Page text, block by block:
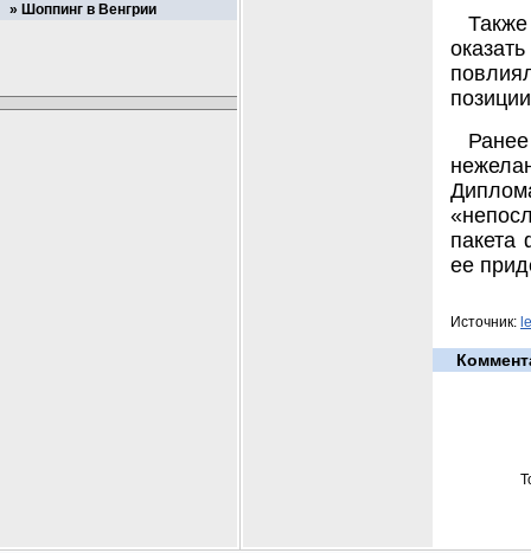
пакета
ее
Источник:
Шоппинг в Венгрии